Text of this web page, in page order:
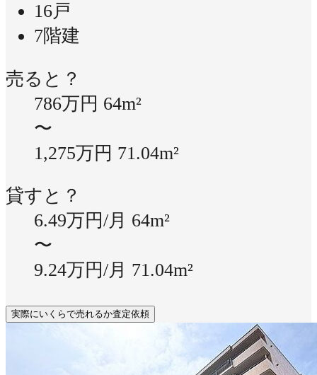
16戸
7階建
売ると？
786万円 64m²
〜
1,275万円 71.04m²
貸すと？
6.49万円/月 64m²
〜
9.24万円/月 71.04m²
実際にいくらで売れるか査定依頼